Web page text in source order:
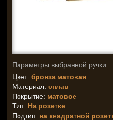
Параметры выбранной ручки:
Цвет: бронза матовая
Материал: сплав
Покрытие: матовое
Тип: На розетке
Подтип: на квадратной